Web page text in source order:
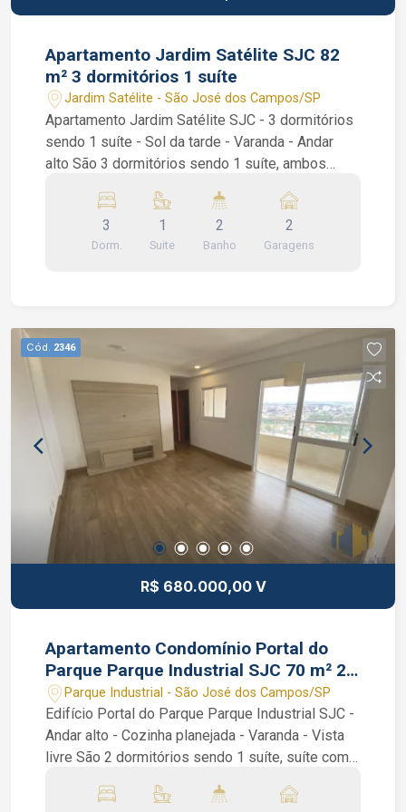
Apartamento Jardim Satélite SJC 82
m² 3 dormitórios 1 suíte
Jardim Satélite - São José dos Campos/SP
Apartamento Jardim Satélite SJC - 3 dormitórios
sendo 1 suíte - Sol da tarde - Varanda - Andar
alto São 3 dormitórios sendo 1 suíte, ambos
ruídos acústica com vidro triplo sobreposta nos
dormitórios, sala de 2 ambientes, varanda com
sacada e fechamento em vidro, cozinha com
imóvel Caique Lopes de CRECI 264.991 F (12)
99189-7273 WhatsApp e Claro.
3
Dorm.
1
Suite
2
Banho
2
Garagens
Cód. 2346
R$ 680.000,00 V
Apartamento Condomínio Portal do
Parque Parque Industrial SJC 70 m² 2
dormitórios 1 suíte
Parque Industrial - São José dos Campos/SP
Edifício Portal do Parque Parque Industrial SJC -
Andar alto - Cozinha planejada - Varanda - Vista
livre São 2 dormitórios sendo 1 suíte, suíte com
armários planejados, sala de 2 ambientes, ampla